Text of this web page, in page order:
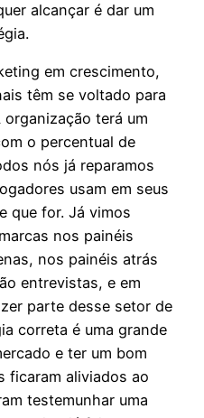
alcançar é dar um
em crescimento,
têm se voltado para
terá um
o percentual de
nós já reparamos
usam em seus
que for. Já vimos
nos painéis
nos painéis atrás
entrevistas, e em
parte desse setor de
correta é uma grande
e ter um bom
ficaram aliviados ao
testemunhar uma